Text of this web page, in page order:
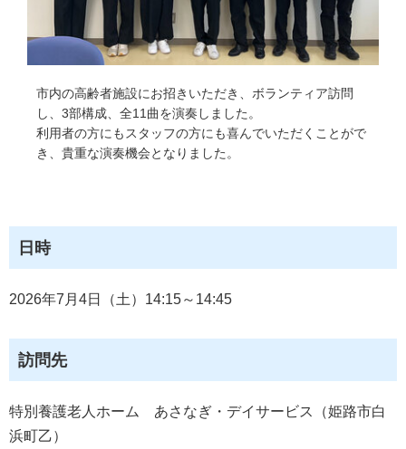
市内の高齢者施設にお招きいただき、ボランティア訪問
し、3部構成、全11曲を演奏しました。
利用者の方にもスタッフの方にも喜んでいただくことがで
き、貴重な演奏機会となりました。
日時
2026年7月4日（土）14:15～14:45
訪問先
特別養護老人ホーム あさなぎ・デイサービス（姫路市白
浜町乙）